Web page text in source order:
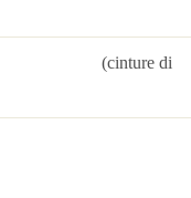
di
5kg